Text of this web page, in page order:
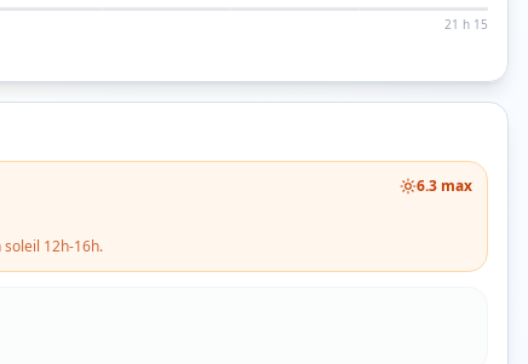
21 h 15
6.3 max
soleil 12h-16h.